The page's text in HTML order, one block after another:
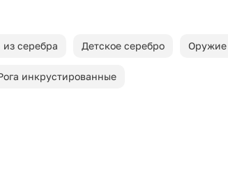
серебра Детское серебро Оружие
инкрустированные